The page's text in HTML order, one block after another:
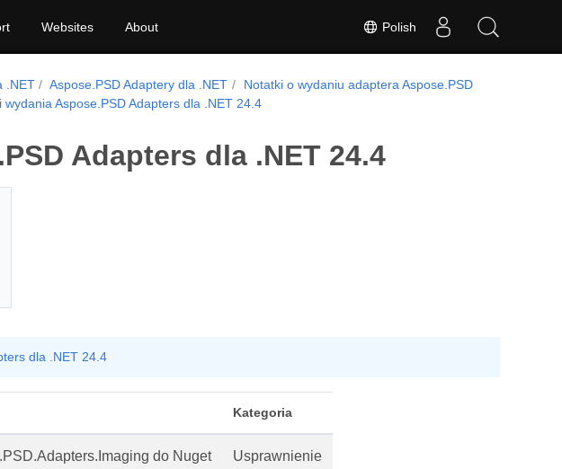
Polish
Websites About
.NET Aspose.PSD Adaptery dla .NET
Notatki o wydaniu adaptera Aspose.PSD
wydania Aspose.PSD Adapters dla .NET 24.4
Adapters dla .NET 24.4
dla .NET 24.4
Kategoria
do Nuget Usprawnienie